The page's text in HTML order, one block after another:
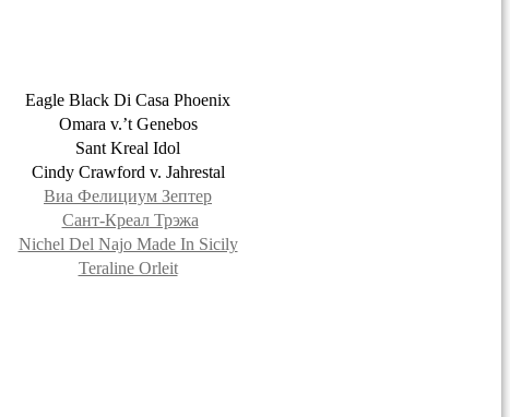
Eagle Black Di Casa Phoenix
Omara v.’t Genebos
Sant Kreal Idol
Cindy Crawford v. Jahrestal
Виа Фелициум Зептер
Сант-Креал Трэжа
Nichel Del Najo Made In Sicily
Teraline Orleit